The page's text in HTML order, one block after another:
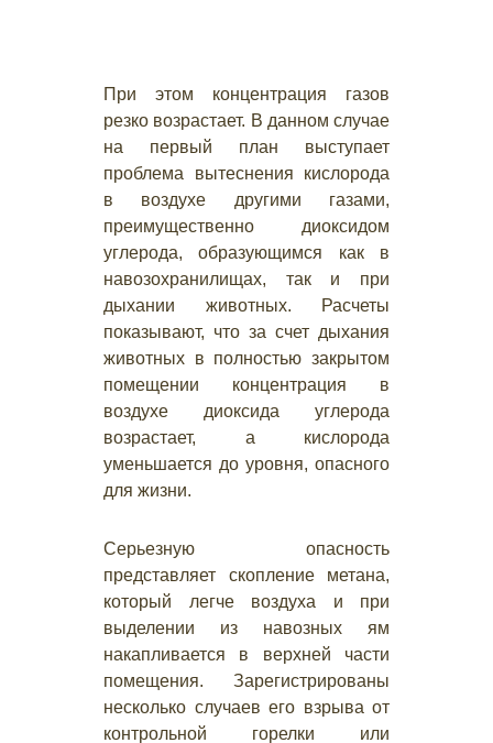
При этом концентрация газов
резко возрастает. В данном случае
на первый план выступает
проблема вытеснения кислорода
в воздухе другими газами,
преимущественно диоксидом
углерода, образующимся как в
навозохранилищах, так и при
дыхании животных. Расчеты
показывают, что за счет дыхания
животных в полностью закрытом
помещении концентрация в
воздухе диоксида углерода
возрастает, а кислорода
уменьшается до уровня, опасного
для жизни.
Серьезную опасность
представляет скопление метана,
который легче воздуха и при
выделении из навозных ям
накапливается в верхней части
помещения. Зарегистрированы
несколько случаев его взрыва от
контрольной горелки или